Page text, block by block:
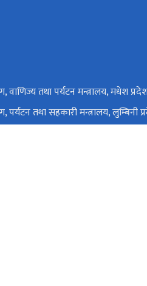
वाणिज्य तथा पर्यटन मन्त्रालय, मधेश
पर्यटन तथा सहकारी मन्त्रालय, लुम्बिनी